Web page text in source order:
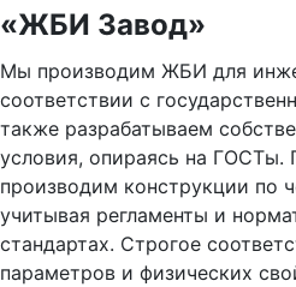
«ЖБИ Завод»
Мы производим ЖБИ для
соответствии с
также разрабатываем
условия, опираясь на ГОСТы.
производим конструкции по
учитывая регламенты и
стандартах. Строгое
параметров и физических